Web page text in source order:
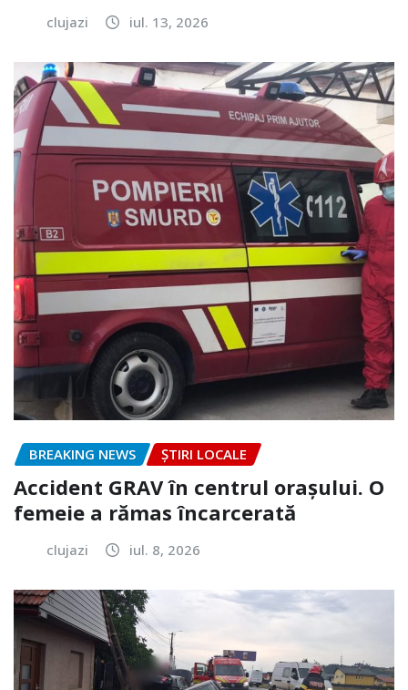
clujazi iul. 13, 2026
BREAKING NEWS ȘTIRI LOCALE
Accident GRAV în centrul orașului. O
femeie a rămas încarcerată
clujazi iul. 8, 2026